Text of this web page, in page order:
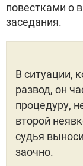
повестками о
заседания.
В ситуации,
развод, он
процедуру,
второй
судья
заочно.